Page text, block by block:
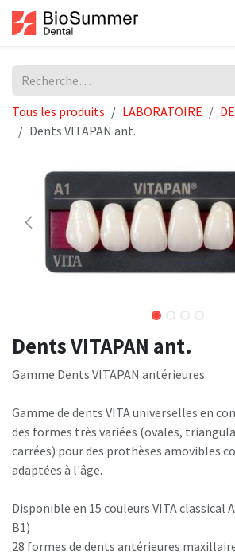
Se rendre au contenu
Tous les produits LABORATOIRE
Dents VITAPAN ant.
Dents VITAPAN ant.
Gamme Dents VITAPAN antérieures
Gamme de dents VITA universelles en
des formes très variées (ovales,
carrées) pour des prothèses amovibles
adaptées à l'âge.
Disponible en 15 couleurs VITA classical
B1)
28 formes de dents antérieures